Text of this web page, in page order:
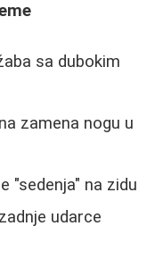
sa dubokim
zamena nogu u
"sedenja" na zidu
udarce